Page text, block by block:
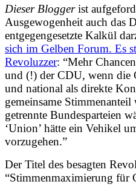
Dieser Bloggerist
Ausgewogenheit auch das
entgegengesetzte Kalkül
sich im Gelben Forum. Es
Revoluzzer: “Mehr
und (!) der CDU, wenn
und national als direkte
gemeinsame
getrennte Bundesparteien
‘Union’ hätte ein Vehikel
vorzugehen.”
Der Titel des besagten
“Stimmenmaximierung für